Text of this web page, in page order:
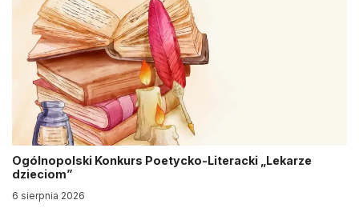
Ogólnopolski Konkurs Poetycko-Literacki „Lekarze
dzieciom”
6 sierpnia 2026